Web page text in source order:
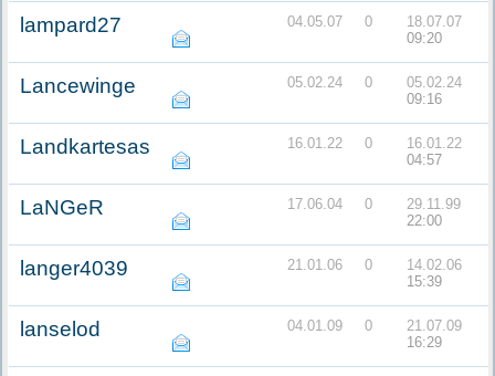
lampard27 04.05.07 0
18.07.07
09:20
Lancewinge 05.02.24 0
05.02.24
09:16
Landkartesas 16.01.22 0
16.01.22
04:57
LaNGeR 17.06.04 0
29.11.99
22:00
langer4039 21.01.06 0
14.02.06
15:39
lanselod 04.01.09 0
21.07.09
16:29